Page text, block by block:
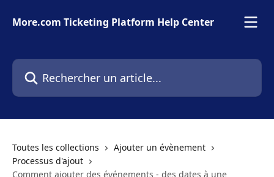
More.com Ticketing Platform Help Center
Rechercher un article...
Toutes les collections
Ajouter un évènement
Processus d'ajout
Comment ajouter des événements - des dates à une